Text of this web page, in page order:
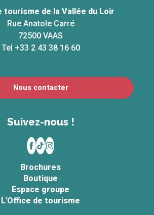
tourisme de la Vallée du Loir
Rue Anatole Carré
72500 VAAS
Tel +33 2 43 38 16 60
Nous contacter
Suivez-nous !
Brochures
Boutique
Espace groupe
L'Office de tourisme